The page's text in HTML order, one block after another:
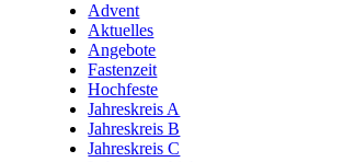
Advent
Aktuelles
Angebote
Fastenzeit
Hochfeste
Jahreskreis A
Jahreskreis B
Jahreskreis C